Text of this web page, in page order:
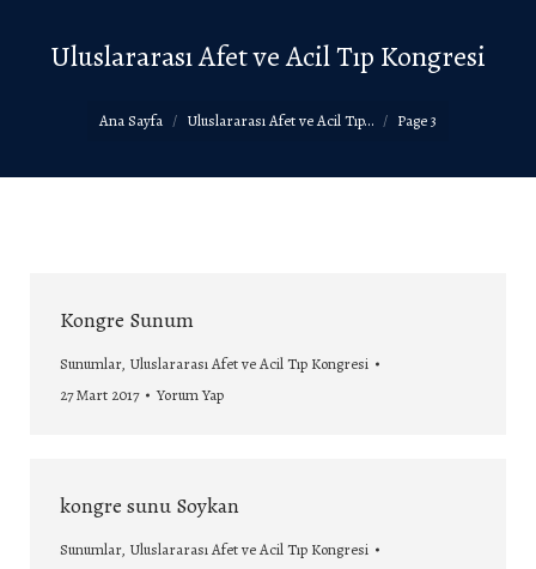
Uluslararası Afet ve Acil Tıp Kongresi
Ana Sayfa Uluslararası Afet ve Acil Tıp… Page 3
Kongre Sunum
Sunumlar, Uluslararası Afet ve Acil Tıp Kongresi
27 Mart 2017
Yorum Yap
kongre sunu Soykan
Sunumlar, Uluslararası Afet ve Acil Tıp Kongresi